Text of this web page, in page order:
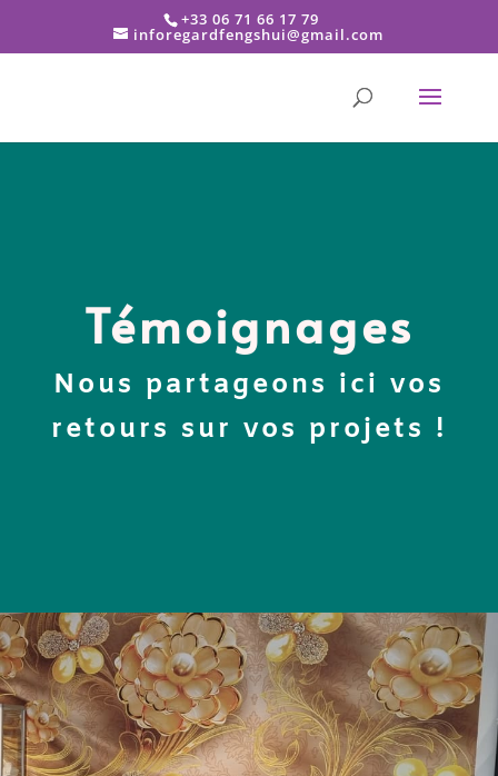
+33 06 71 66 17 79
inforegardfengshui@gmail.com
Témoignages
Nous partageons ici vos
retours sur vos projets !